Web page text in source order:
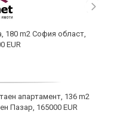
180 m2 София област,
EUR
апартамент, 136 m2
Пазар, 165000 EUR